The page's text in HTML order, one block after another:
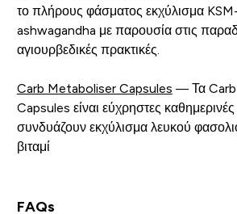
το πλήρους φάσματος εκχύλισμα
ashwagandha με παρουσία στις
αγιουρβεδικές πρακτικές.
Carb Metaboliser Capsules — Τα
Capsules είναι εύχρηστες
συνδυάζουν εκχύλισμα λευκού
βιταμί
FAQs